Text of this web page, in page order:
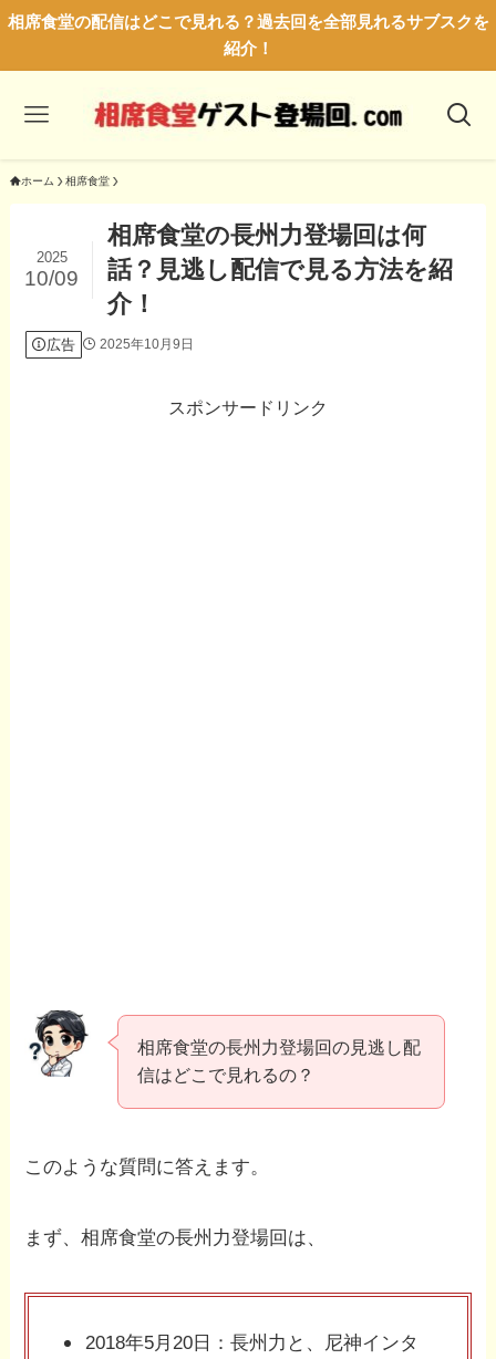
相席食堂の配信はどこで見れる？過去回を全部見れるサブスクを
紹介！
ホーム 相席食堂
相席食堂の長州力登場回は何
話？見逃し配信で見る方法を紹
介！
2025
10/09
広告 2025年10月9日
スポンサードリンク
相席食堂の長州力登場回の見逃し配
信はどこで見れるの？
このような質問に答えます。
まず、相席食堂の長州力登場回は、
2018年5月20日：長州力と、尼神インタ